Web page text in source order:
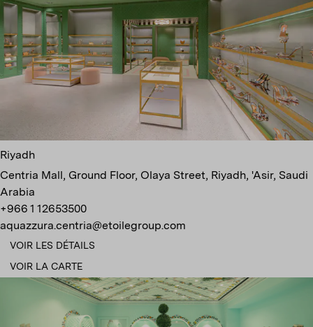
Riyadh
Centria Mall, Ground Floor, Olaya Street, Riyadh, 'Asir, Saudi
Arabia
+966 1 12653500
aquazzura.centria@etoilegroup.com
VOIR LES DÉTAILS
VOIR LA CARTE